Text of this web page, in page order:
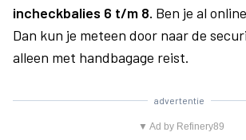
incheckbalies 6 t/m 8. Ben je al
Dan kun je meteen door naar de
alleen met handbagage reist.
advertentie
▼ Ad by Refinery89